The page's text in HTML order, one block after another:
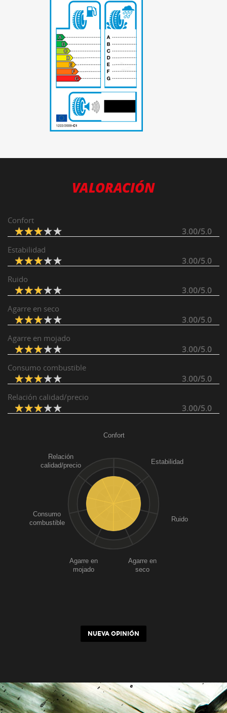
VALORACIÓN
Confort
3.00/5.0
Estabilidad
3.00/5.0
Ruido
3.00/5.0
Agarre en seco
3.00/5.0
Agarre en mojado
3.00/5.0
Consumo combustible
3.00/5.0
Relación calidad/precio
3.00/5.0
Confort
Estabilidad
Ruido
Agarre en
seco
Agarre en
mojado
Consumo
combustible
Relación
calidad/precio
NUEVA OPINIÓN